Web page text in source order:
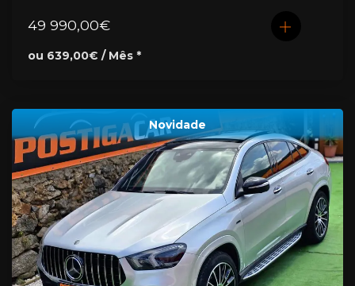
49 990,00€
ou 639,00€ / Mês *
Novidade